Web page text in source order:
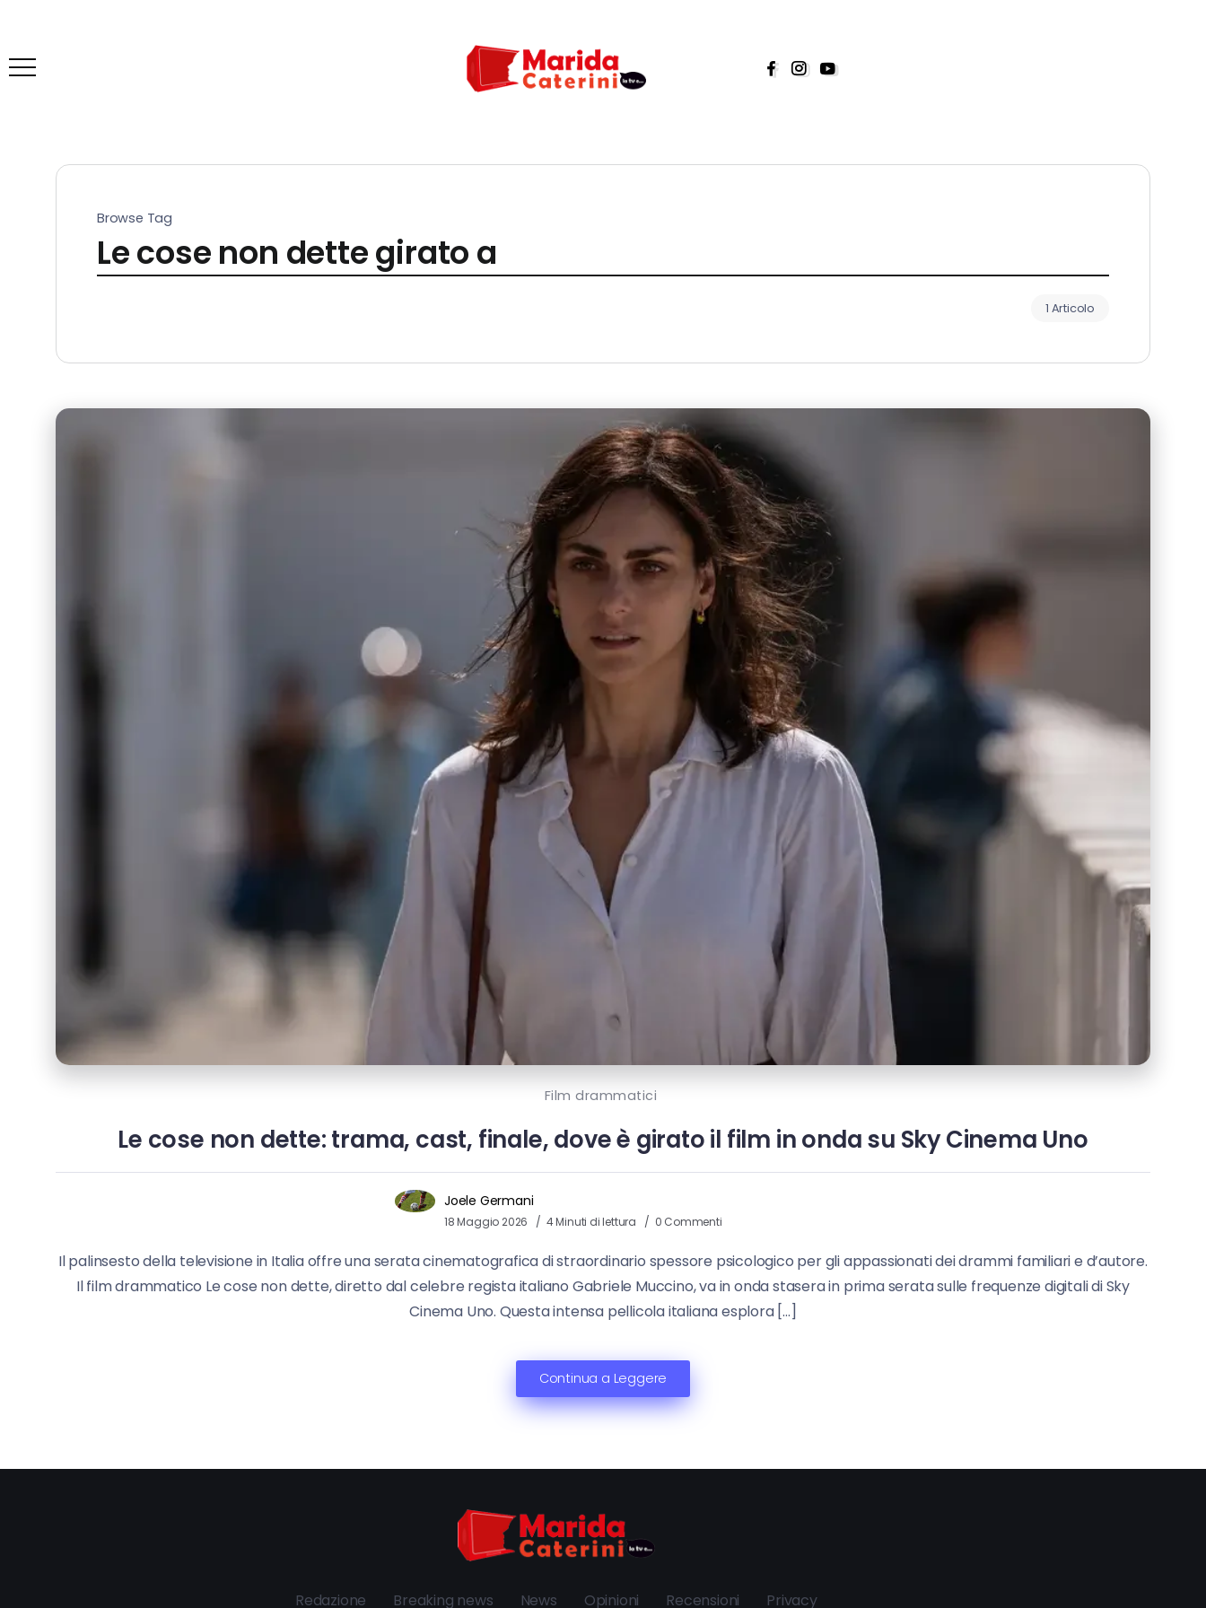
Browse Tag
Le cose non dette girato a
1 Articolo
Film drammatici
Le cose non dette: trama, cast, finale, dove è girato il film in onda su Sky Cinema Uno
Joele Germani
18 Maggio 2026 4 Minuti di lettura 0 Commenti
Il palinsesto della televisione in Italia offre una serata cinematografica di straordinario spessore psicologico per gli appassionati dei drammi familiari e d’autore.
Il film drammatico Le cose non dette, diretto dal celebre regista italiano Gabriele Muccino, va in onda stasera in prima serata sulle frequenze digitali di Sky
Cinema Uno. Questa intensa pellicola italiana esplora […]
Continua a Leggere
Redazione Breaking news News Opinioni Recensioni Privacy